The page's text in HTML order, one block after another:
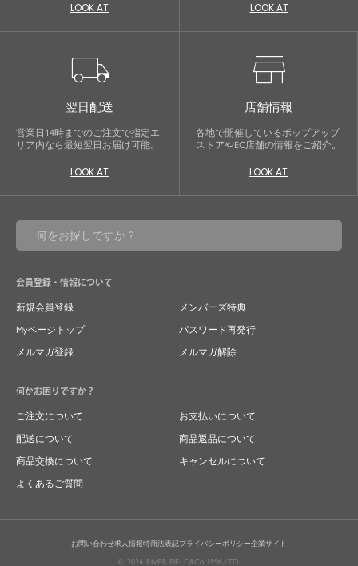
LOOK AT LOOK AT
local_shipping
翌日配送
営業日14時までのご注文で指定エ
リア内なら最短翌日お届け可能。
LOOK AT
store
店舗情報
各地で開催しているポップアップ
ストアやEC店舗の情報をご紹介。
LOOK AT
会員登録・情報について
新規会員登録
メンバーズ特典
Myページトップ
パスワード再発行
メルマガ登録
メルマガ解除
何かお困りですか？
ご注文について
お支払いについて
配送について
商品返品について
商品交換について
キャンセルについて
よくあるご質問
お問い合わせ求人情報特商法表記プライバシーポリシー企業サイト
© 2024 RIVER FIELD&Co.1996,LTD.